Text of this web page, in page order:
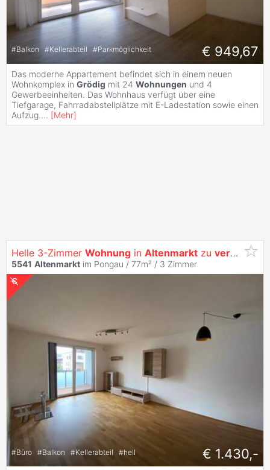
#Balkon #Kellerabteil #Parkmöglichkeit € 949,67
Das moderne Appartement befindet sich in einem neuen
Wohnkomplex in Grödig mit 24 Wohnungen und 4
Gewerbeeinheiten. Das Wohnhaus verfügt über eine
Tiefgarage, Fahrradabstellplätze mit E-Ladestation sowie einen
Aufzug.... [Mehr]
Helle 3-Zimmer Wohnung in Altenmarkt zu vermieten
5541 Altenmarkt im Pongau / 77m² / 3 Zimmer
#Büro #Balkon #Kellerabteil #hell € 1.430,-